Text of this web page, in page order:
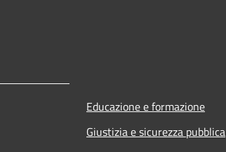
Educazione e formazione
Giustizia e sicurezza pubblica